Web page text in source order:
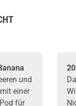
und
einer
für